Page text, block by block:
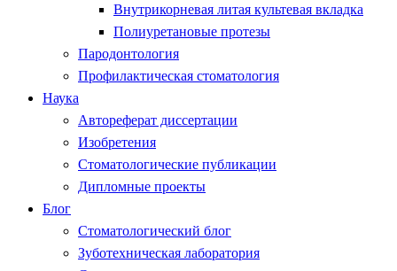
Внутрикорневая литая культевая вкладка
Полиуретановые протезы
Пародонтология
Профилактическая стоматология
Наука
Автореферат диссертации
Изобретения
Стоматологические публикации
Дипломные проекты
Блог
Стоматологический блог
Зуботехническая лаборатория